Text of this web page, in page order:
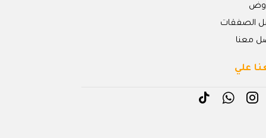
الصفقات
معنا
علي